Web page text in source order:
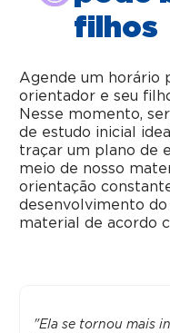
filhos
Agende um horário
orientador e seu
Nesse momento,
de estudo inicial
traçar um plano de
meio de nosso
orientação
desenvolvimento do
material de acordo
"Ela se tornou mais